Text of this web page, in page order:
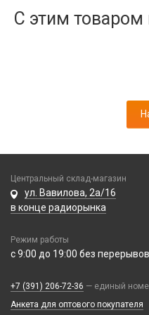
С этим товаром
Камеры
Проклейки
Шлейфы
АЗУ
АЗУ + FM-модулятор
АЗУ + кабель
Кабели
3 в 1
4 в 1
Компьютерная периферия
Аксессуары для ПК
Центральный склад-магазин
ул. Вавилова, 2а/16
в конце радиорынка
Режим работы
с 9:00 до 19:00 без
+7 (391) 206-72-36 — единый
Анкета для оптового покупателя